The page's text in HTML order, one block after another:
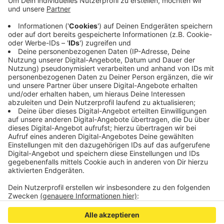
Der Bebauungsplan hat in der Vergangenheit
immer wieder für Diskussionen gesorgt - unter
anderem wegen des Denkmalschutzes und der
Höhen der Gebäude. 34 Ratsleute stimmten für die
Pläne, 16 dagegen.
Veröffentlicht:Donnerstag, 09.11.2023 16:59
Anzeige